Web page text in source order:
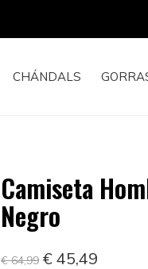
CHÁNDALS
Camiseta
Negro
€ 64,99 € 45,49